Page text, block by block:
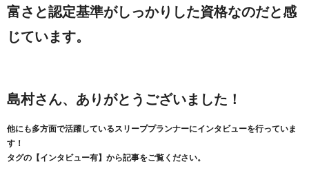
富さと認定基準がしっかりした資格なのだと感
じています。
島村さん、ありがとうございました！
他にも多方面で活躍しているスリーププランナーにインタビューを行っていま
す！
タグの【インタビュー有】から記事をご覧ください。